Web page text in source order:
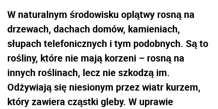
W naturalnym środowisku oplątwy rosną na
drzewach, dachach domów, kamieniach,
słupach telefonicznych i tym podobnych. Są to
rośliny, które nie mają korzeni – rosną na
innych roślinach, lecz nie szkodzą im.
Odżywiają się niesionym przez wiatr kurzem,
który zawiera cząstki gleby. W uprawie